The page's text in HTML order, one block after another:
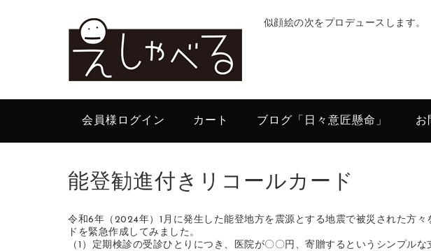
似顔絵の次をプロデュースします。
会員様ログイン カート ブログ「日々意匠懸命」 お
能登勧進付きリコールカード
令和6年（2024年）1月に発生した能登地方を震源とする地震で被災された方
ドを緊急作成してみました。
（1）定期検診の受診ひとりにつき、医院が〇〇円、寄贈するというシンプルな